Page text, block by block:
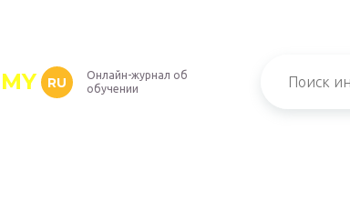
RU
Онлайн-журнал об
обучении